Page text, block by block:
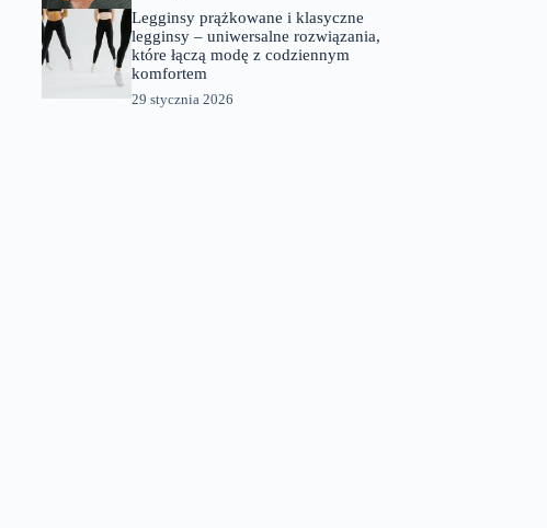
Legginsy prążkowane i klasyczne
legginsy – uniwersalne rozwiązania,
które łączą modę z codziennym
komfortem
29 stycznia 2026